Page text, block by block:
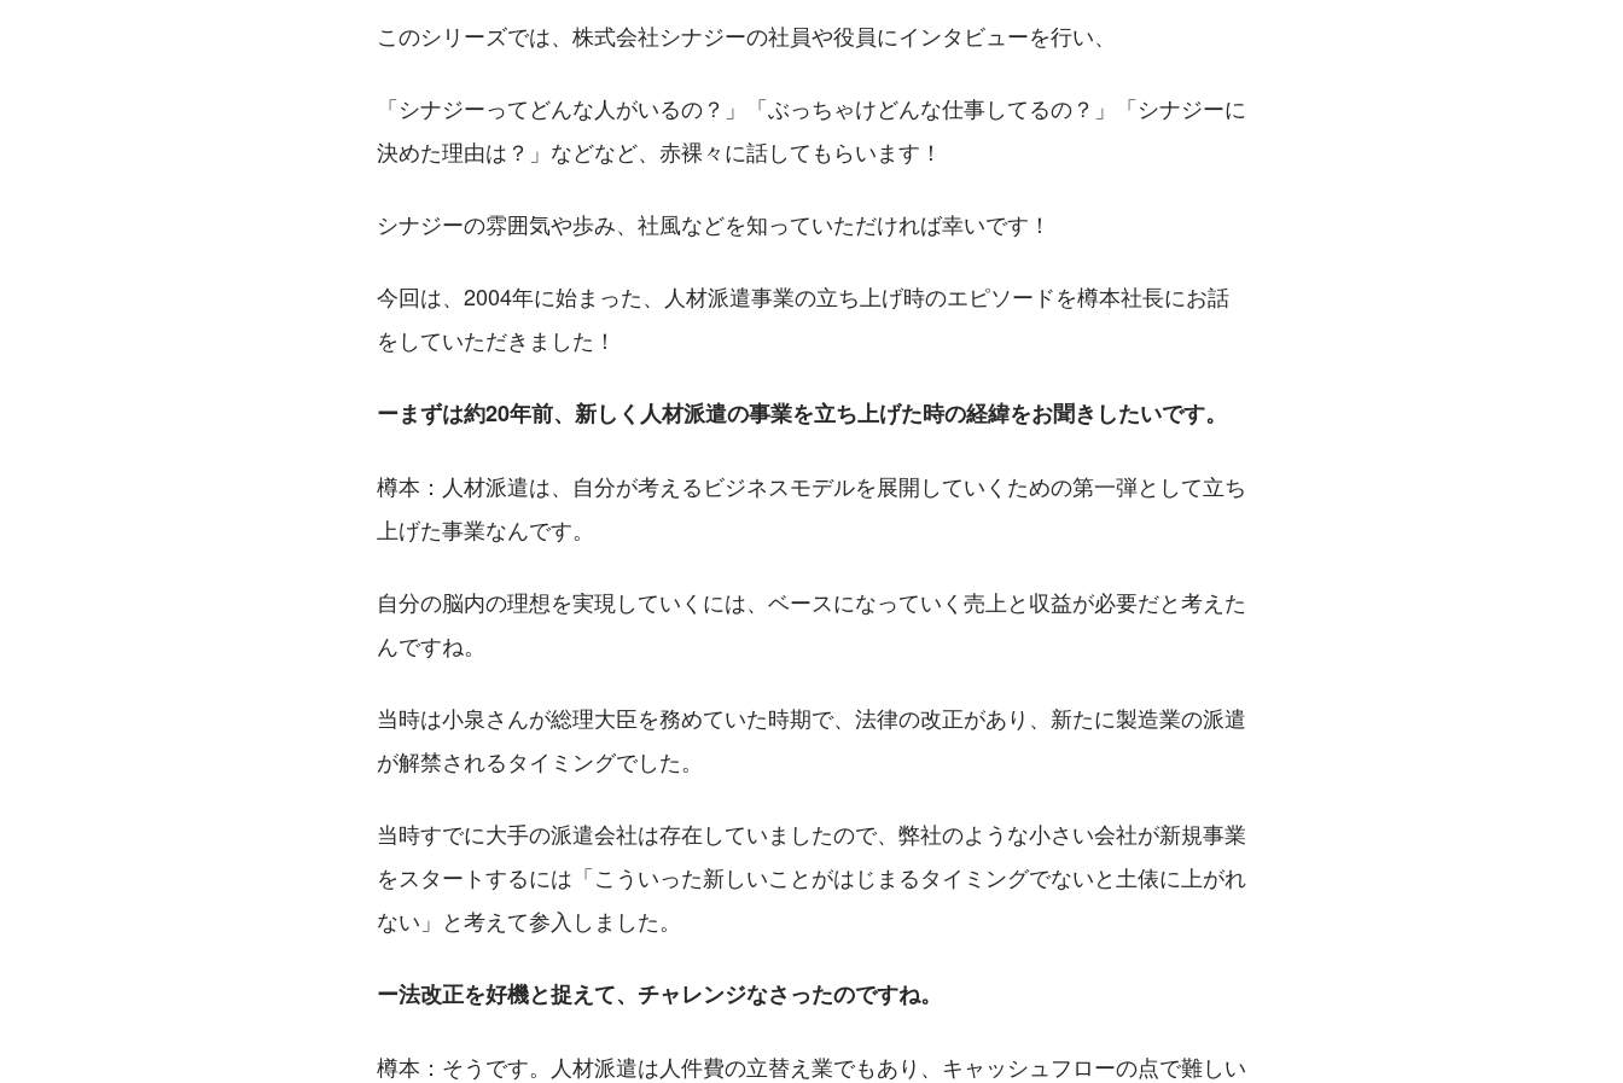
このシリーズでは、株式会社シナジーの社員や役員にインタビューを行い、
「シナジーってどんな人がいるの？」「ぶっちゃけどんな仕事してるの？」「シナジーに
決めた理由は？」などなど、赤裸々に話してもらいます！
シナジーの雰囲気や歩み、社風などを知っていただければ幸いです！
今回は、2004年に始まった、人材派遣事業の立ち上げ時のエピソードを樽本社長にお話
をしていただきました！
ーまずは約20年前、新しく人材派遣の事業を立ち上げた時の経緯をお聞きしたいです。
樽本：人材派遣は、自分が考えるビジネスモデルを展開していくための第一弾として立ち
上げた事業なんです。
自分の脳内の理想を実現していくには、ベースになっていく売上と収益が必要だと考えた
んですね。
当時は小泉さんが総理大臣を務めていた時期で、法律の改正があり、新たに製造業の派遣
が解禁されるタイミングでした。
当時すでに大手の派遣会社は存在していましたので、弊社のような小さい会社が新規事業
をスタートするには「こういった新しいことがはじまるタイミングでないと土俵に上がれ
ない」と考えて参入しました。
ー法改正を好機と捉えて、チャレンジなさったのですね。
樽本：そうです。人材派遣は人件費の立替え業でもあり、キャッシュフローの点で難しい